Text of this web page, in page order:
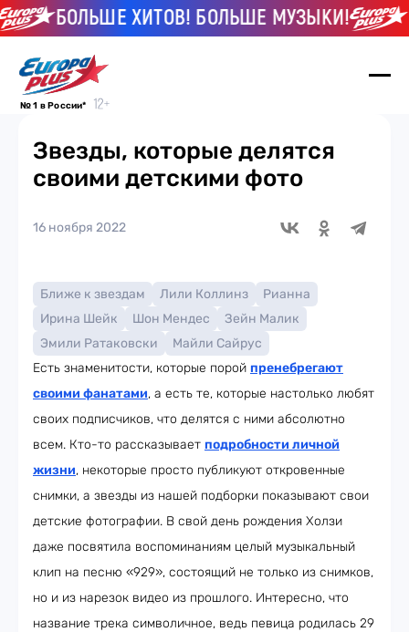
БОЛЬШЕ ХИТОВ! БОЛЬШЕ МУЗЫКИ!
№ 1 в России*
Звезды, которые делятся
своими детскими фото
16 ноября 2022
Ближе к звездам Лили Коллинз
Рианна
Ирина Шейк
Шон Мендес
Зейн Малик
Эмили Ратаковски
Майли Сайрус
Есть знаменитости, которые порой пренебрегают
своими фанатами, а есть те, которые настолько любят
своих подписчиков, что делятся с ними абсолютно
всем. Кто-то рассказывает подробности личной
жизни, некоторые просто публикуют откровенные
снимки, а звезды из нашей подборки показывают свои
детские фотографии. В свой день рождения Холзи
даже посвятила воспоминаниям целый музыкальный
клип на песню «929», состоящий не только из снимков,
но и из нарезок видео из прошлого. Интересно, что
название трека символичное, ведь певица родилась 29